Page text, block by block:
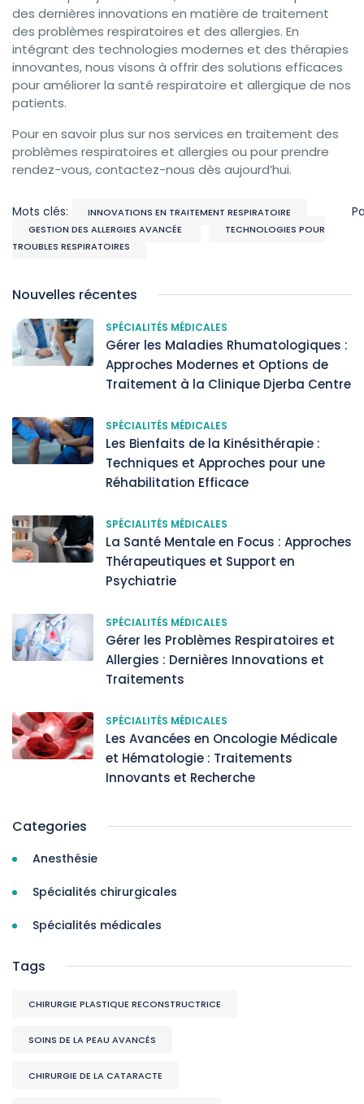
des dernières innovations en matière de traitement
des problèmes respiratoires et des allergies. En
intégrant des technologies modernes et des thérapies
innovantes, nous visons à offrir des solutions efficaces
pour améliorer la santé respiratoire et allergique de nos
patients.
Pour en savoir plus sur nos services en traitement des
problèmes respiratoires et allergies ou pour prendre
rendez-vous, contactez-nous dès aujourd’hui.
Mots clés:
INNOVATIONS EN TRAITEMENT RESPIRATOIRE
GESTION DES ALLERGIES AVANCÉE
TECHNOLOGIES POUR
TROUBLES RESPIRATOIRES
Nouvelles récentes
SPÉCIALITÉS MÉDICALES
Gérer les Maladies Rhumatologiques :
Approches Modernes et Options de
Traitement à la Clinique Djerba Centre
SPÉCIALITÉS MÉDICALES
Les Bienfaits de la Kinésithérapie :
Techniques et Approches pour une
Réhabilitation Efficace
SPÉCIALITÉS MÉDICALES
La Santé Mentale en Focus : Approches
Thérapeutiques et Support en
Psychiatrie
SPÉCIALITÉS MÉDICALES
Gérer les Problèmes Respiratoires et
Allergies : Dernières Innovations et
Traitements
SPÉCIALITÉS MÉDICALES
Les Avancées en Oncologie Médicale
et Hématologie : Traitements
Innovants et Recherche
Categories
Anesthésie
Spécialités chirurgicales
Spécialités médicales
Tags
CHIRURGIE PLASTIQUE RECONSTRUCTRICE
SOINS DE LA PEAU AVANCÉS
CHIRURGIE DE LA CATARACTE